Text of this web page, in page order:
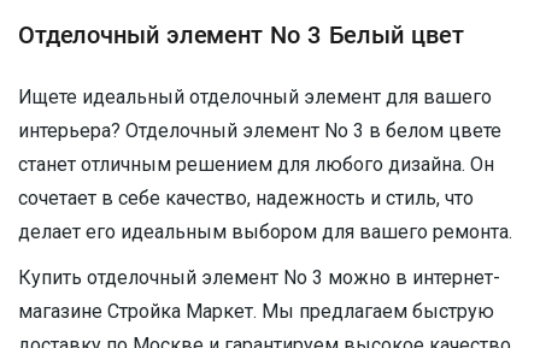
Отделочный элемент No 3 Белый цвет
Ищете идеальный отделочный элемент для вашего
интерьера? Отделочный элемент No 3 в белом цвете
станет отличным решением для любого дизайна. Он
сочетает в себе качество, надежность и стиль, что
делает его идеальным выбором для вашего ремонта.
Купить отделочный элемент No 3 можно в интернет-
магазине Стройка Маркет. Мы предлагаем быструю